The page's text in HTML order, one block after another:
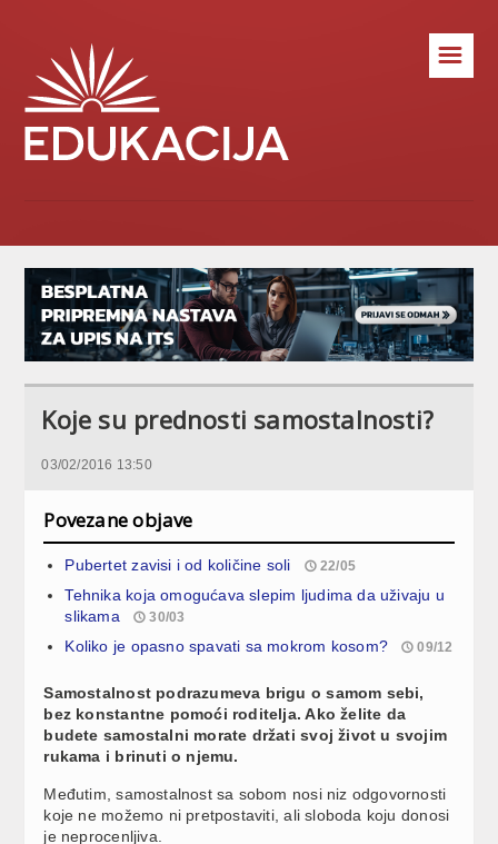
☰
Koje su prednosti samostalnosti?
03/02/2016 13:50
Povezane objave
Pubertet zavisi i od količine soli 22/05
Tehnika koja omogućava slepim ljudima da uživaju u
slikama
30/03
Koliko je opasno spavati sa mokrom kosom? 09/12
Samostalnost podrazumeva brigu o samom sebi,
bez konstantne pomoći roditelja. Ako želite da
budete samostalni morate držati svoj život u svojim
rukama i brinuti o njemu.
Međutim, samostalnost sa sobom nosi niz odgovornosti
koje ne možemo ni pretpostaviti, ali sloboda koju donosi
je neprocenljiva.